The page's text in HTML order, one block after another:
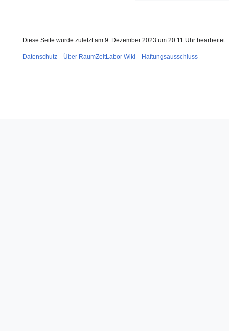
Diese Seite wurde zuletzt am 9. Dezember 2023 um 20:11 Uhr bearbeitet.
Datenschutz Über RaumZeitLabor Wiki Haftungsausschluss